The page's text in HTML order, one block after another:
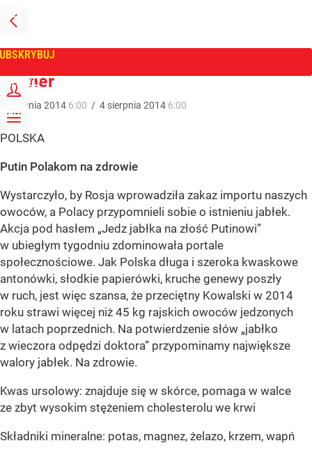
PRZEJDŹ
NA
GŁÓWNĄ
ZALOGUJ
MENU
Tygodnik Wprost
Skaner
sierpnia 2014 6:00 / 4 sierpnia 2014 6:00
POLSKA
Putin Polakom na zdrowie
Wystarczyło, by Rosja wprowadziła zakaz importu naszych
owoców, a Polacy przypomnieli sobie o istnieniu jabłek.
Akcja pod hasłem „Jedz jabłka na złość Putinowi”
w ubiegłym tygodniu zdominowała portale
społecznościowe. Jak Polska długa i szeroka kwaskowe
antonówki, słodkie papierówki, kruche genewy poszły
w ruch, jest więc szansa, że przeciętny Kowalski w 2014
roku strawi więcej niż 45 kg rajskich owoców jedzonych
w latach poprzednich. Na potwierdzenie słów „jabłko
z wieczora odpędzi doktora” przypominamy największe
walory jabłek. Na zdrowie.
Kwas ursolowy: znajduje się w skórce, pomaga w walce
ze zbyt wysokim stężeniem cholesterolu we krwi
Składniki mineralne: potas, magnez, żelazo, krzem, wapń